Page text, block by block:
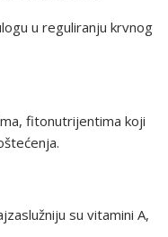
u reguliranju krvnog
fitonutrijentima koji
su vitamini A,